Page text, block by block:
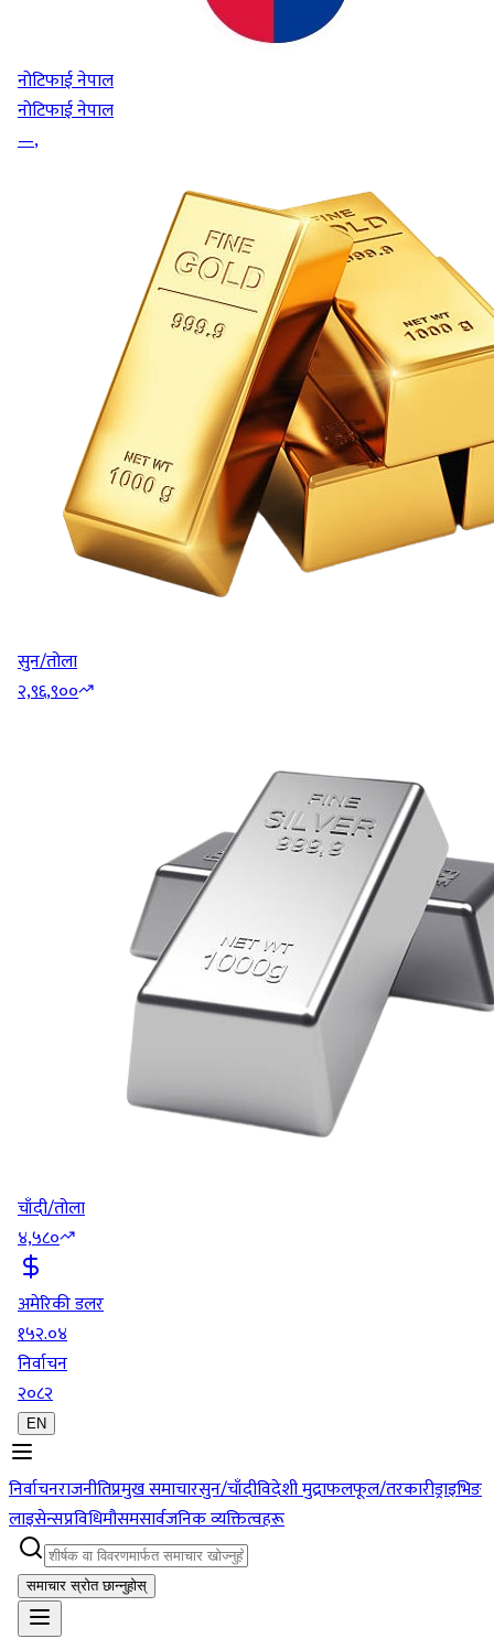
नोटिफाई नेपाल
नोटिफाई नेपाल
—,
सुन/तोला
२,९६,९००
चाँदी/तोला
४,५८०
अमेरिकी डलर
१५२.०४
निर्वाचन
२०८२
EN
निर्वाचनराजनीतिप्रमुख समाचारसुन/चाँदीविदेशी मुद्राफलफूल/तरकारीड्राइभिङ
लाइसेन्सप्रविधिमौसमसार्वजनिक व्यक्तित्वहरू
समाचार स्रोत छान्नुहोस्